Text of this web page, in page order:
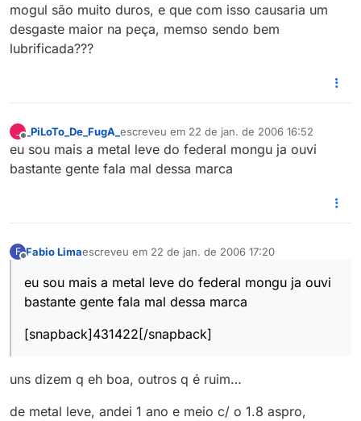
mogul são muito duros, e que com isso causaria um
desgaste maior na peça, memso sendo bem
lubrificada???
_ _PiLoTo_De_FugA_ escreveu em 22 de jan. de 2006 16:52
última edição por
eu sou mais a metal leve do federal mongu ja ouvi
bastante gente fala mal dessa marca
F Fabio Limaescreveu em 22 de jan. de 2006 17:20
última edição por
eu sou mais a metal leve do federal mongu ja ouvi
bastante gente fala mal dessa marca
[snapback]431422[/snapback]
uns dizem q eh boa, outros q é ruim…
de metal leve, andei 1 ano e meio c/ o 1.8 aspro,